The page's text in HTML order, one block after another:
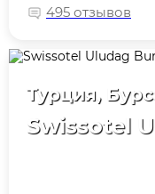
495 отзывов
Турция,
Swissotel